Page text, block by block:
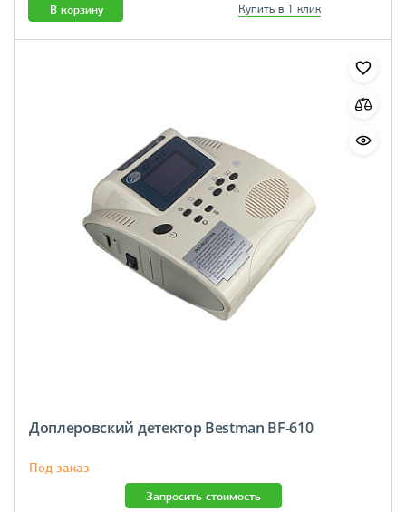
В корзину Купить в 1 клик
Доплеровский детектор Bestman BF-610
Под заказ
Запросить стоимость